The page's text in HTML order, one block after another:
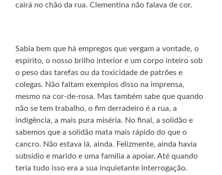
cairá no chão da rua. Clementina não falava de cor.
Sabia bem que há empregos que vergam a vontade, o
espírito, o nosso brilho interior e um corpo inteiro sob
o peso das tarefas ou da toxicidade de patrões e
colegas. Não faltam exemplos disso na imprensa,
mesmo na cor-de-rosa. Mas também sabe que quando
não se tem trabalho, o fim derradeiro é a rua, a
indigência, a mais pura miséria. No final, a solidão e
sabemos que a solidão mata mais rápido do que o
cancro. Não estava lá, ainda. Felizmente, ainda havia
subsídio e marido e uma família a apoiar. Até quando
teria tudo isso era a sua inquietante interrogação.